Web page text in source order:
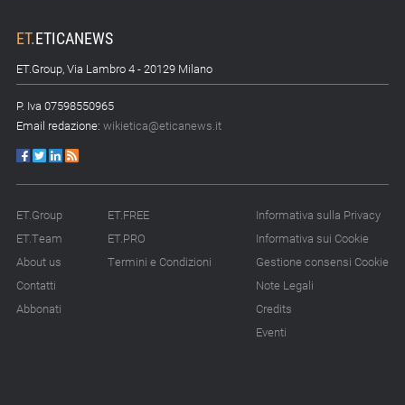
ET.ETICANEWS
ET.Group, Via Lambro 4 - 20129 Milano
P. Iva 07598550965
Email redazione: wikietica@eticanews.it
ET.Group
ET.Team
About us
Contatti
Abbonati
ET.FREE
ET.PRO
Termini e Condizioni
Informativa sulla Privacy
Informativa sui Cookie
Gestione consensi Cookie
Note Legali
Credits
Eventi